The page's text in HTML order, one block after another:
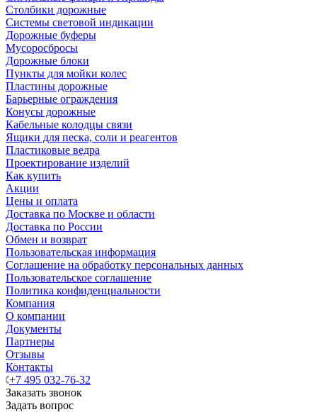
Столбики дорожные
Системы световой индикации
Дорожные буферы
Мусоросбросы
Дорожные блоки
Пункты для мойки колес
Пластины дорожные
Барьерные ограждения
Конусы дорожные
Кабельные колодцы связи
Ящики для песка, соли и реагентов
Пластиковые ведра
Проектирование изделий
Как купить
Акции
Цены и оплата
Доставка по Москве и области
Доставка по России
Обмен и возврат
Пользовательская информация
Соглашение на обработку персональных данных
Пользовательское соглашение
Политика конфиденциальности
Компания
О компании
Документы
Партнеры
Отзывы
Контакты
+7 495 032-76-32
Заказать звонок
Задать вопрос